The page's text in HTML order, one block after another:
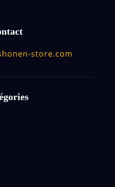
store.com